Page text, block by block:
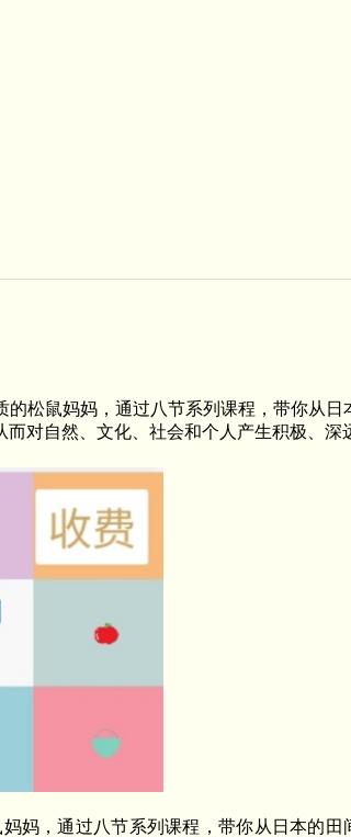
松鼠妈妈，通过八节系列课程，带你从日
对自然、文化、社会和个人产生积极、深
妈，通过八节系列课程，带你从日本的田